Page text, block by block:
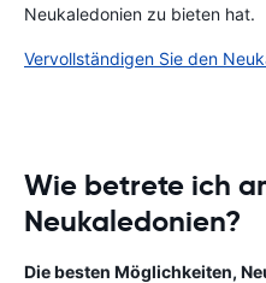
Neukaledonien zu bieten hat.
Vervollständigen Sie den
Wie betrete ich
Neukaledonien?
Die besten Möglichkeiten,